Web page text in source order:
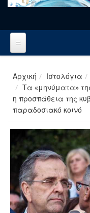
Αρχική Ιστολόγια
Τα «μηνύματα»
η προσπάθεια της
παραδοσιακό κοινό